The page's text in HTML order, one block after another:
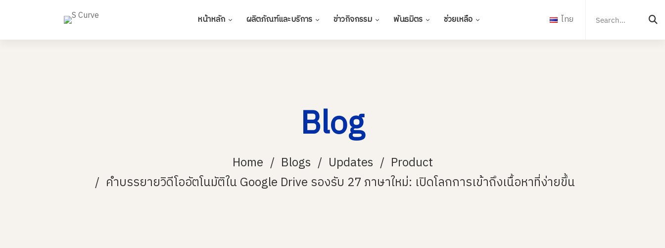
หน้าหลัก ผลิตภัณฑ์และบริการ ข่าวกิจกรรม พันธมิตร ช่วยเหลือ ไทย
for:
Blog
Home Blogs Updates
Product
คำบรรยายวิดีโออัตโนมัติใน Google Drive รองรับ 27 ภาษาใหม่: เปิดโลกการเข้าถึงเนื้อหาที่ง่ายขึ้น